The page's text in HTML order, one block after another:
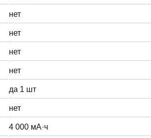
нет
нет
нет
нет
да 1 шт
нет
4 000 мА·ч